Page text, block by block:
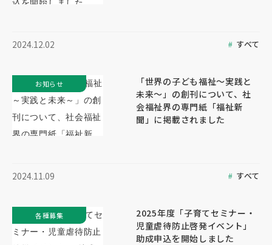
2024.12.02 すべて
「世界の子ども福祉～実践と
未来～」の創刊について、社
会福祉界の専門紙「福祉新
聞」に掲載されました
2024.11.09 すべて
お知らせ
2025年度「子育てセミナー・
児童虐待防止啓発イベント」
助成申込を開始しました
各種募集